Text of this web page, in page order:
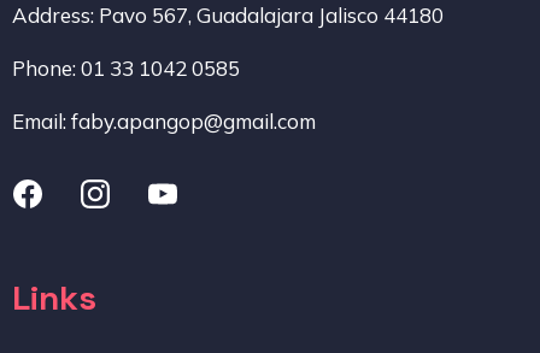
Address: Pavo 567, Guadalajara Jalisco 44180
Phone: 01 33 1042 0585
Email:faby.apangop@gmail.com
Links